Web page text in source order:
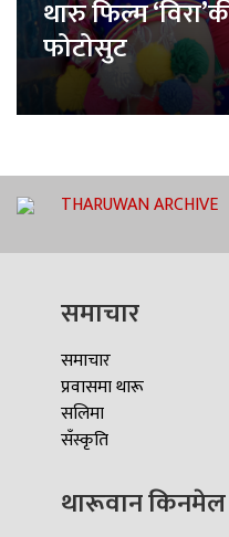
थारु फिल्म
फोटोसुट
THARUWAN ARCHIVE
समाचार
समाचार
प्रवासमा थारू
सलिमा
सँस्कृति
थारूवान किनमेल